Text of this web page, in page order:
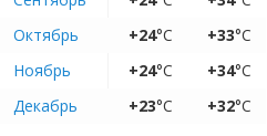
Октябрь
+24°C +33°C
Ноябрь
+24°C +34°C
Декабрь
+23°C +32°C